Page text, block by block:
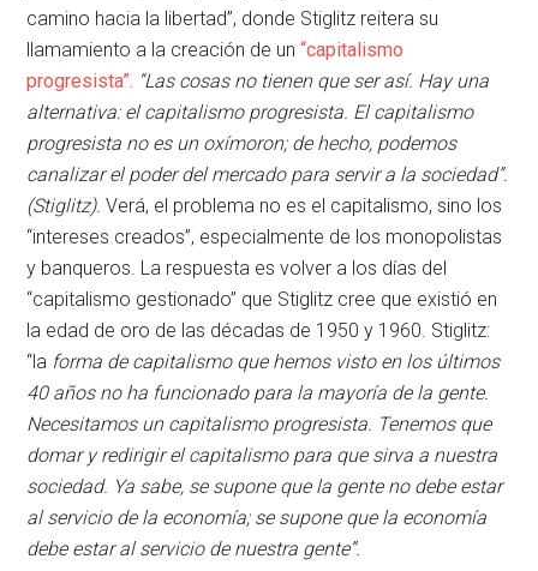
camino hacia la libertad”, donde Stiglitz reitera su
llamamiento a la creación de un“capitalismo
progresista”. “Las cosas no tienen que ser así. Hay una
alternativa: el capitalismo progresista. El capitalismo
progresista no es un oxímoron; de hecho, podemos
canalizar el poder del mercado para servir a la sociedad”.
(Stiglitz). Verá, el problema no es el capitalismo, sino los
“intereses creados”, especialmente de los monopolistas
y banqueros. La respuesta es volver a los días del
“capitalismo gestionado” que Stiglitz cree que existió en
la edad de oro de las décadas de 1950 y 1960. Stiglitz:
“la forma de capitalismo que hemos visto en los últimos
40 años no ha funcionado para la mayoría de la gente.
Necesitamos un capitalismo progresista. Tenemos que
domar y redirigir el capitalismo para que sirva a nuestra
sociedad. Ya sabe, se supone que la gente no debe estar
al servicio de la economía; se supone que la economía
debe estar al servicio de nuestra gente”.